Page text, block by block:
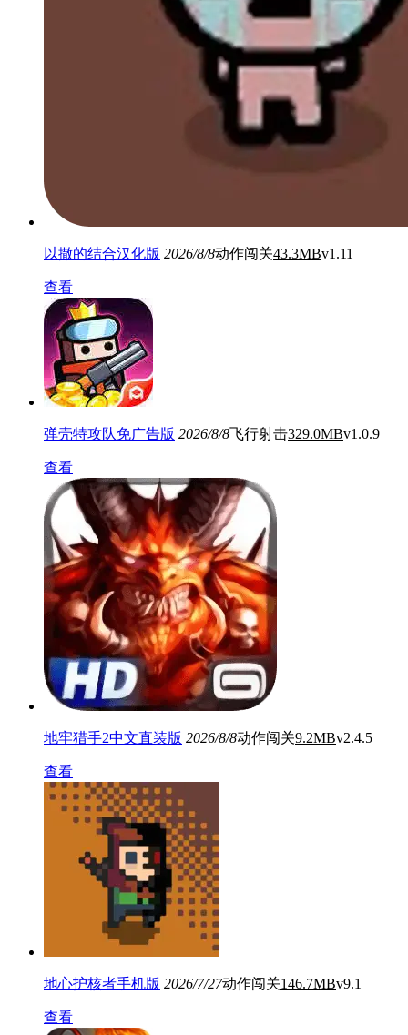
以撒的结合汉化版 2026/8/8动作闯关43.3MBv1.11
查看
弹壳特攻队免广告版 2026/8/8飞行射击329.0MBv1.0.9
查看
地牢猎手2中文直装版 2026/8/8动作闯关9.2MBv2.4.5
查看
地心护核者手机版 2026/7/27动作闯关146.7MBv9.1
查看